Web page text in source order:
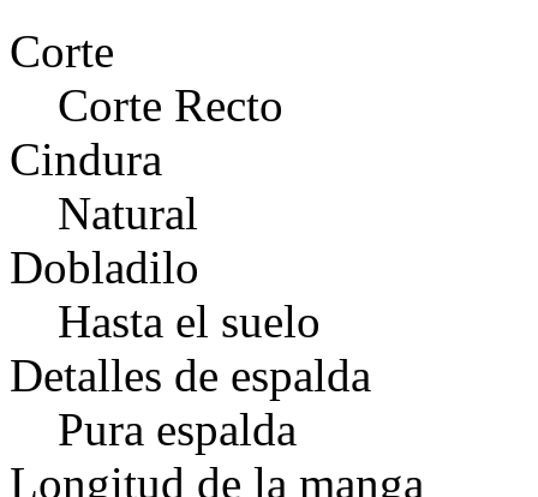
Corte
Corte Recto
Cindura
Natural
Dobladilo
Hasta el suelo
Detalles de espalda
Pura espalda
Longitud de la manga